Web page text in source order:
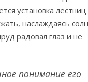
установка лестниц
наслаждаясь
радовал глаз и не
понимание его